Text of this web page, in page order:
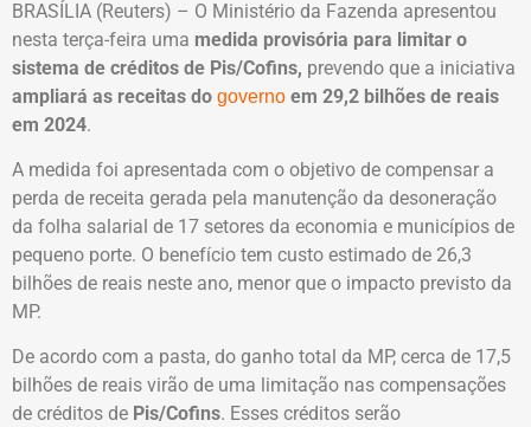
BRASÍLIA (Reuters) – O Ministério da Fazenda apresentou
nesta terça-feira uma medida provisória para limitar o
sistema de créditos de Pis/Cofins, prevendo que a iniciativa
ampliará as receitas do governo em 29,2 bilhões de reais
em 2024.
A medida foi apresentada com o objetivo de compensar a
perda de receita gerada pela manutenção da desoneração
da folha salarial de 17 setores da economia e municípios de
pequeno porte. O benefício tem custo estimado de 26,3
bilhões de reais neste ano, menor que o impacto previsto da
MP.
De acordo com a pasta, do ganho total da MP, cerca de 17,5
bilhões de reais virão de uma limitação nas compensações
de créditos de Pis/Cofins. Esses créditos serão